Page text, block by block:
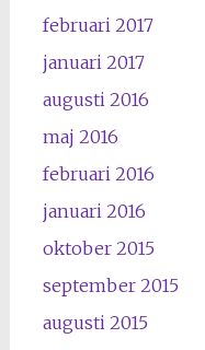
februari 2017
januari 2017
augusti 2016
maj 2016
februari 2016
januari 2016
oktober 2015
september 2015
augusti 2015